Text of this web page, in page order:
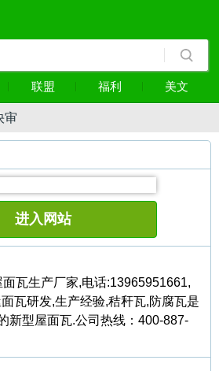
联盟 福利 美文
审
进入网站
瓦生产厂家,电话:13965951661,
瓦研发,生产经验,秸秆瓦,防腐瓦是
新型屋面瓦.公司热线：400-887-